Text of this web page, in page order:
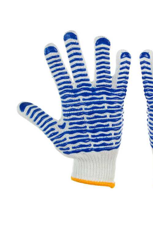
Pramac
Prismafood
R.G.V.
Rato
Reber
Redback
Resto Italia